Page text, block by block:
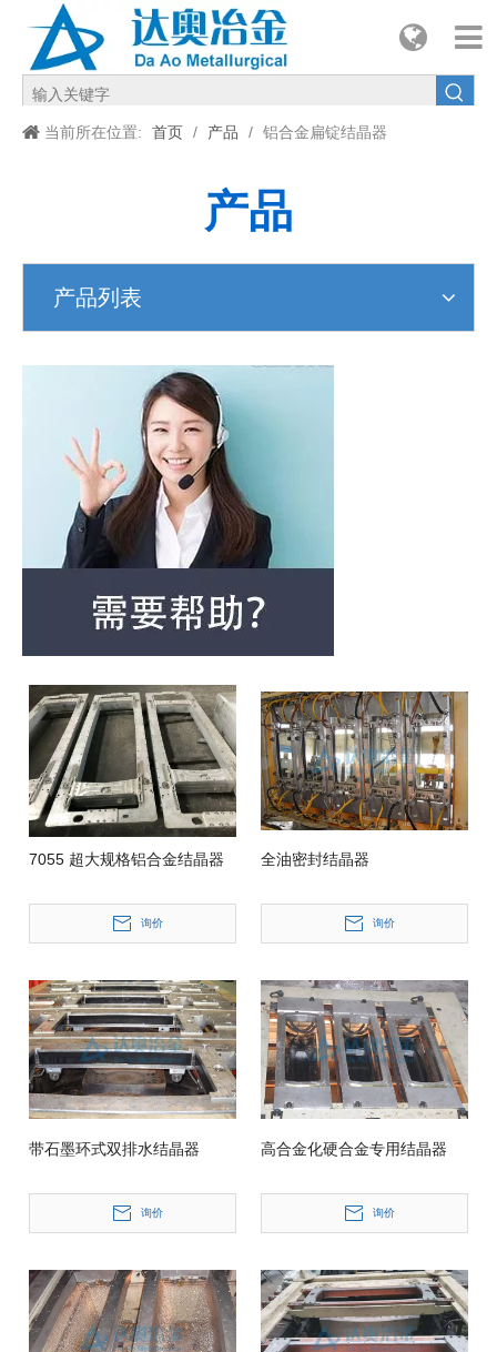
简体中文 English
当前所在位置: 首页 / 产品 / 铝合金扁锭结晶器
产品
产品列表
7055 超大规格铝合金结晶器
询价
全油密封结晶器
询价
带石墨环式双排水结晶器
询价
高合金化硬合金专用结晶器
询价